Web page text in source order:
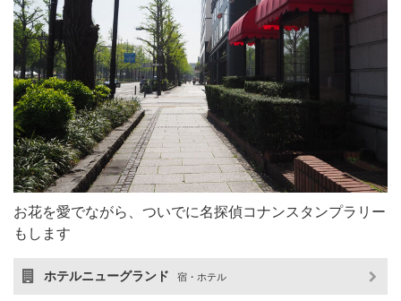
お花を愛でながら、ついでに名探偵コナンスタンプラリー
もします
ホテルニューグランド 宿・ホテル